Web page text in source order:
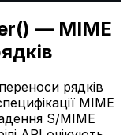
— MIME
переноси рядків
MIME
S/MIME